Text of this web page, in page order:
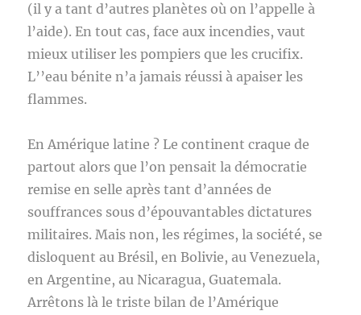
(il y a tant d’autres planètes où on l’appelle à
l’aide). En tout cas, face aux incendies, vaut
mieux utiliser les pompiers que les crucifix.
L’’eau bénite n’a jamais réussi à apaiser les
flammes.
En Amérique latine ? Le continent craque de
partout alors que l’on pensait la démocratie
remise en selle après tant d’années de
souffrances sous d’épouvantables dictatures
militaires. Mais non, les régimes, la société, se
disloquent au Brésil, en Bolivie, au Venezuela,
en Argentine, au Nicaragua, Guatemala.
Arrêtons là le triste bilan de l’Amérique